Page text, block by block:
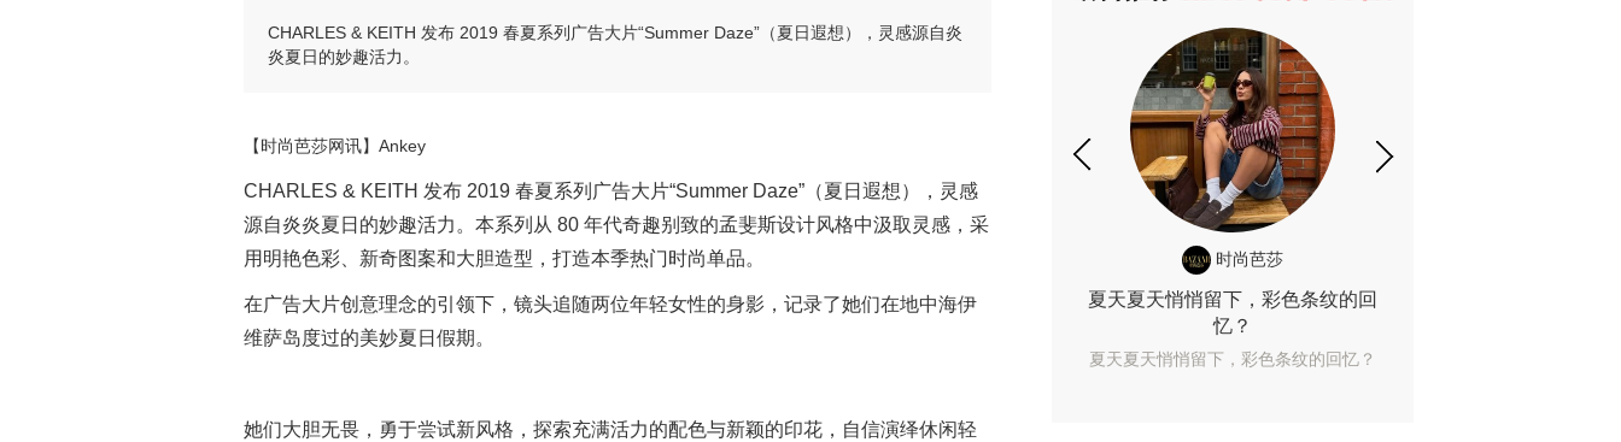
CHARLES & KEITH 发布 2019 春夏系列广告大片“Summer Daze”（夏日遐想），灵感源自炎
炎夏日的妙趣活力。
【时尚芭莎网讯】Ankey
CHARLES & KEITH 发布 2019 春夏系列广告大片“Summer Daze”（夏日遐想），灵感
源自炎炎夏日的妙趣活力。本系列从 80 年代奇趣别致的孟斐斯设计风格中汲取灵感，采
用明艳色彩、新奇图案和大胆造型，打造本季热门时尚单品。
在广告大片创意理念的引领下，镜头追随两位年轻女性的身影，记录了她们在地中海伊
维萨岛度过的美妙夏日假期。
她们大胆无畏，勇于尝试新风格，探索充满活力的配色与新颖的印花，自信演绎休闲轻
时尚芭莎
夏天夏天悄悄留下，彩色条纹的回
忆？
夏天夏天悄悄留下，彩色条纹的回忆？